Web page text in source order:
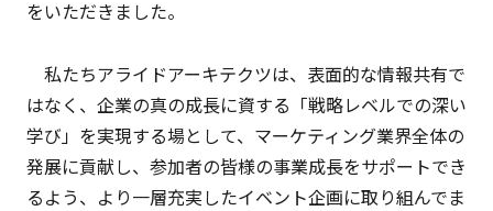
をいただきました。
私たちアライドアーキテクツは、表面的な情報共有で
はなく、企業の真の成長に資する「戦略レベルでの深い
学び」を実現する場として、マーケティング業界全体の
発展に貢献し、参加者の皆様の事業成長をサポートでき
るよう、より一層充実したイベント企画に取り組んでま